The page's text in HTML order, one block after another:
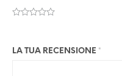
LA TUA RECENSIONE *